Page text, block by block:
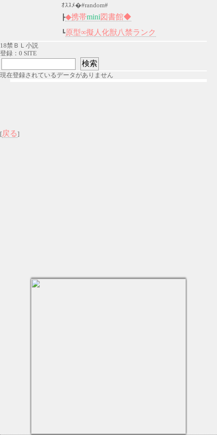
ｵｽｽﾒ�#random#
┣◆携帯mini図書館◆
┗原型∞擬人化獣八禁ランク
18禁ＢＬ小説
登録：0 SITE
現在登録されているデータがありません
[戻る]